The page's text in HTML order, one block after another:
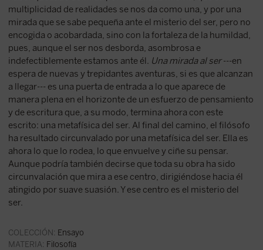
multiplicidad de realidades se nos da como una, y por una
mirada que se sabe pequeña ante el misterio del ser, pero no
encogida o acobardada, sino con la fortaleza de la humildad,
pues, aunque el ser nos desborda, asombrosa e
indefectiblemente estamos ante él. Una mirada al ser---en
espera de nuevas y trepidantes aventuras, si es que alcanzan
a llegar--- es una puerta de entrada a lo que aparece de
manera plena en el horizonte de un esfuerzo de pensamiento
y de escritura que, a su modo, termina ahora con este
escrito: una metafísica del ser. Al final del camino, el filósofo
ha resultado circunvalado por una metafísica del ser. Ella es
ahora lo que lo rodea, lo que envuelve y ciñe su pensar.
Aunque podría también decirse que toda su obra ha sido
circunvalación que mira a ese centro, dirigiéndose hacia él
atingido por suave suasión. Y ese centro es el misterio del
ser.
COLECCIÓN: Ensayo
MATERIA: Filosofía